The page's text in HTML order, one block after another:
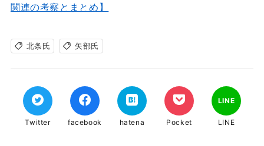
関連の考察とまとめ】
北条氏 矢部氏
Twitter facebook hatena Pocket
LINE
LINE